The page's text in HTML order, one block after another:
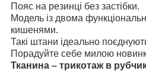
Пояс на резинці без застібки.
Модель із двома
кишенями.
Такі штани ідеально
Порадуйте себе милою
Тканина – трикотаж в